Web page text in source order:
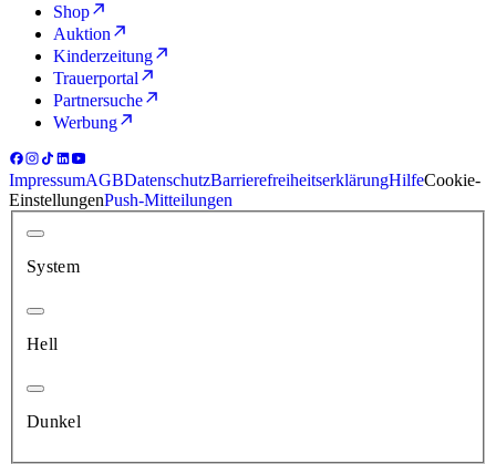
Shop
Auktion
Kinderzeitung
Trauerportal
Partnersuche
Werbung
ImpressumAGBDatenschutzBarrierefreiheitserklärungHilfeCookie-
EinstellungenPush-Mitteilungen
System
Hell
Dunkel